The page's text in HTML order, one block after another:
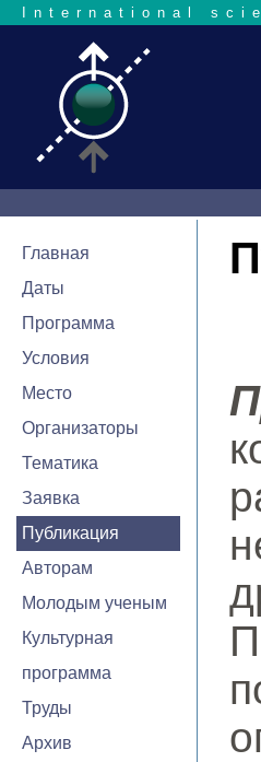
International
Главная
Даты
Программа
Условия
Место
Организаторы
Тематика
Заявка
Публикация
Авторам
Молодым ученым
Культурная
программа
Труды
Архив